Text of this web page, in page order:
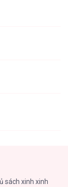
sách xinh xinh